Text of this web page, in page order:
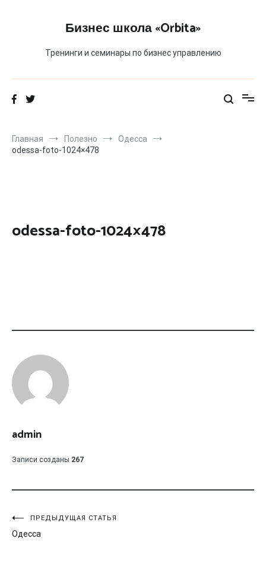
Бизнес школа «Orbita»
Тренинги и семинары по бизнес управлению
Главная Полезно
Одесса
odessa-foto-1024×478
odessa-foto-1024×478
admin
Записи созданы 267
Навигация
по
ПРЕДЫДУЩАЯ СТАТЬЯ
Одесса